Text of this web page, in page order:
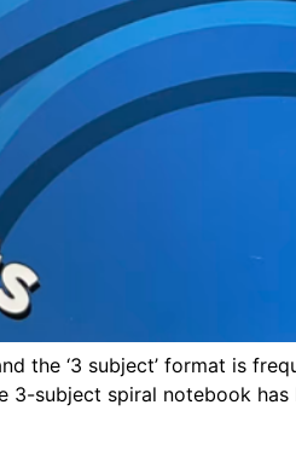
the ‘3 subject’ format is
3-subject spiral notebook